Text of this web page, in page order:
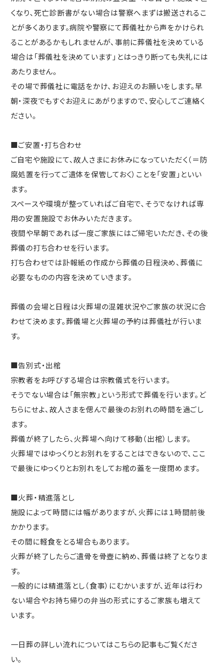
くなり、死亡診断書がない場合は警察へまずは搬送されるこ
とが多くあります。病院や警察にて葬儀社から声をかけられ
ることがあるかもしれませんが、事前に葬儀社を決めている
場合は「葬儀社を決めています」とはっきり断っても失礼には
あたりません。
その場で葬儀社に電話をかけ、お迎えのお願いをします。早
朝・深夜でもすぐお迎えにあがりますので、安心してご連絡く
ださい。
■ご安置・打ち合わせ
ご自宅や施設にて、故人さまにお休みになっていただく（＝防
腐処置を行ってご遺体を保管しておく）ことを「安置」といい
ます。
スペースや環境が整っていればご自宅で、そうでなければ専
用の安置施設でお休みいただきます。
夜間や早朝であれば一度ご家族にはご帰宅いただき、その後
葬儀の打ち合わせを行います。
打ち合わせでは訃報紙の作成から葬儀の日程決め、葬儀に
必要なものの内容を決めていきます。
葬儀の会場と日程は火葬場の混雑状況やご家族の状況に合
わせて決めます。葬儀場と火葬場の予約は葬儀社が行いま
す。
■告別式・出棺
宗教者をお呼びする場合は宗教儀式を行います。
そうでない場合は「無宗教」という形式で葬儀を行います。ど
ちらにせよ、故人さまを偲んで最後のお別れの時間を過ごし
ます。
葬儀が終了したら、火葬場へ向けて移動（出棺）します。
火葬場ではゆっくりとお別れをすることはできないので、ここ
で最後にゆっくりとお別れをしてお棺の蓋を一度閉めます。
■火葬・精進落とし
施設によって時間には幅がありますが、火葬には１時間前後
かかります。
その間に軽食をとる場合もあります。
火葬が終了したらご遺骨を骨壺に納め、葬儀は終了となりま
す。
一般的には精進落とし（食事）にむかいますが、近年は行わ
ない場合やお持ち帰りの弁当の形式にするご家族も増えて
います。
一日葬の詳しい流れについてはこちらの記事もご覧くださ
い。